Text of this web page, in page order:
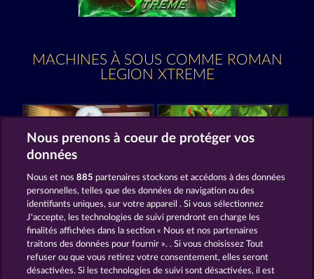
MACHINES À SOUS COMME ROMAN
LEGION XTREME
Secret Mission Robin & his girl
Nous prenons à coeur de protéger vos
données
Nous et nos885 partenaires stockons et accédons à des données
personnelles, telles que des données de navigation ou des
identifiants uniques, sur votre appareil . Si vous sélectionnez
J'accepte, les technologies de suivi prendront en charge les
finalités affichées dans la section « Nous et nos partenaires
traitons des données pour fournir ». . Si vous choisissez Tout
refuser ou que vous retirez votre consentement, elles seront
désactivées. Si les technologies de suivi sont désactivées, il est